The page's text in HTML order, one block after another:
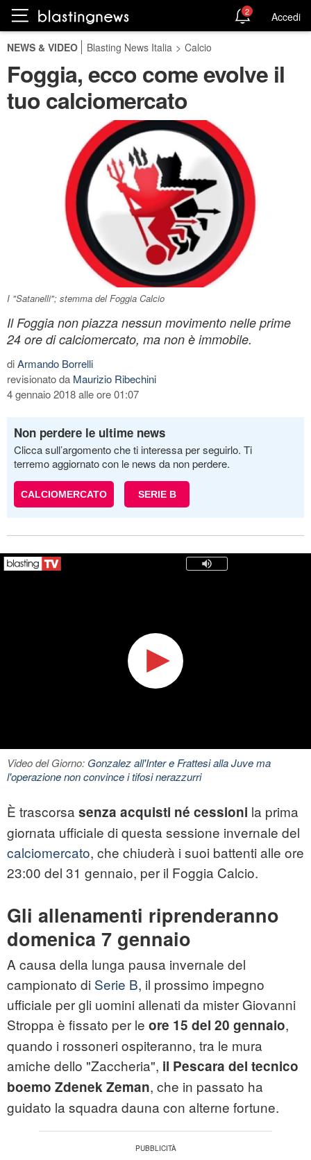
2 Accedi
NEWS & VIDEO Blasting News Italia > Calcio
Foggia, ecco come evolve il
tuo calciomercato
I "Satanelli"; stemma del Foggia Calcio
Il Foggia non piazza nessun movimento nelle prime
24 ore di calciomercato, ma non è immobile.
diArmando Borrelli
revisionato da Maurizio Ribechini
4 gennaio 2018 alle ore 01:07
Non perdere le ultime news
Clicca sull’argomento che ti interessa per seguirlo. Ti
terremo aggiornato con le news da non perdere.
CALCIOMERCATO SERIE B
Video del Giorno: Gonzalez all'Inter e Frattesi alla Juve ma
l'operazione non convince i tifosi nerazzurri
È trascorsa senza acquisti né cessioni la prima
giornata ufficiale di questa sessione invernale del
calciomercato, che chiuderà i suoi battenti alle ore
23:00 del 31 gennaio, per il Foggia Calcio.
Gli allenamenti riprenderanno
domenica 7 gennaio
A causa della lunga pausa invernale del
campionato di Serie B, il prossimo impegno
ufficiale per gli uomini allenati da mister Giovanni
Stroppa è fissato per le ore 15 del 20 gennaio,
quando i rossoneri ospiteranno, tra le mura
amiche dello "Zaccheria", il Pescara del tecnico
boemo Zdenek Zeman, che in passato ha
guidato la squadra dauna con alterne fortune.